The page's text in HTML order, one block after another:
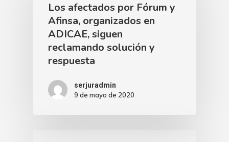
Los afectados por Fórum y
Afinsa, organizados en
ADICAE, siguen
reclamando solución y
respuesta
serjuradmin
9 de mayo de 2020